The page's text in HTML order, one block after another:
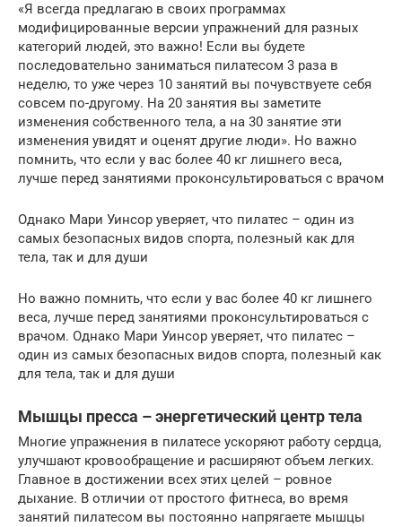
«Я всегда предлагаю в своих программах
модифицированные версии упражнений для разных
категорий людей, это важно! Если вы будете
последовательно заниматься пилатесом 3 раза в
неделю, то уже через 10 занятий вы почувствуете себя
совсем по-другому. На 20 занятия вы заметите
изменения собственного тела, а на 30 занятие эти
изменения увидят и оценят другие люди». Но важно
помнить, что если у вас более 40 кг лишнего веса,
лучше перед занятиями проконсультироваться с врачом
Однако Мари Уинсор уверяет, что пилатес – один из
самых безопасных видов спорта, полезный как для
тела, так и для души
Но важно помнить, что если у вас более 40 кг лишнего
веса, лучше перед занятиями проконсультироваться с
врачом. Однако Мари Уинсор уверяет, что пилатес –
один из самых безопасных видов спорта, полезный как
для тела, так и для души
Мышцы пресса – энергетический центр тела
Многие упражнения в пилатесе ускоряют работу сердца,
улучшают кровообращение и расширяют объем легких.
Главное в достижении всех этих целей – ровное
дыхание. В отличии от простого фитнеса, во время
занятий пилатесом вы постоянно напрягаете мышцы